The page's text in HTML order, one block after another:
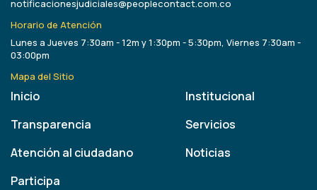
notificacionesjudiciales@peoplecontact.com.co
Horario de Atención
Lunes a Jueves 7:30am - 12m y 1:30pm - 5:30pm, Viernes 7:30am -
03:00pm
Mapa del Sitio
Inicio
Transparencia
Atención al ciudadano
Participa
Institucional
Servicios
Noticias